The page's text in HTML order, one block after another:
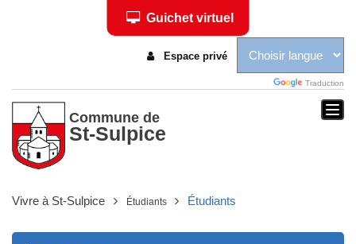
Traduction
Espace privé
Guichet virtuel
Commune de
St-Sulpice
Vivre à St-Sulpice Étudiants Étudiants